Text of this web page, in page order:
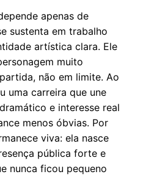
apenas de
sustenta em trabalho
artística clara. Ele
muito
não em limite. Ao
uma carreira que une
e interesse real
menos óbvias. Por
viva: ela nasce
pública forte e
nunca ficou pequeno